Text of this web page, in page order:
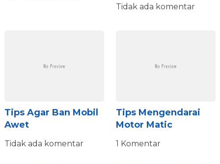
Tidak ada komentar
Tips Agar Ban Mobil
Awet
Tidak ada komentar
Tips Mengendarai
Motor Matic
1 Komentar